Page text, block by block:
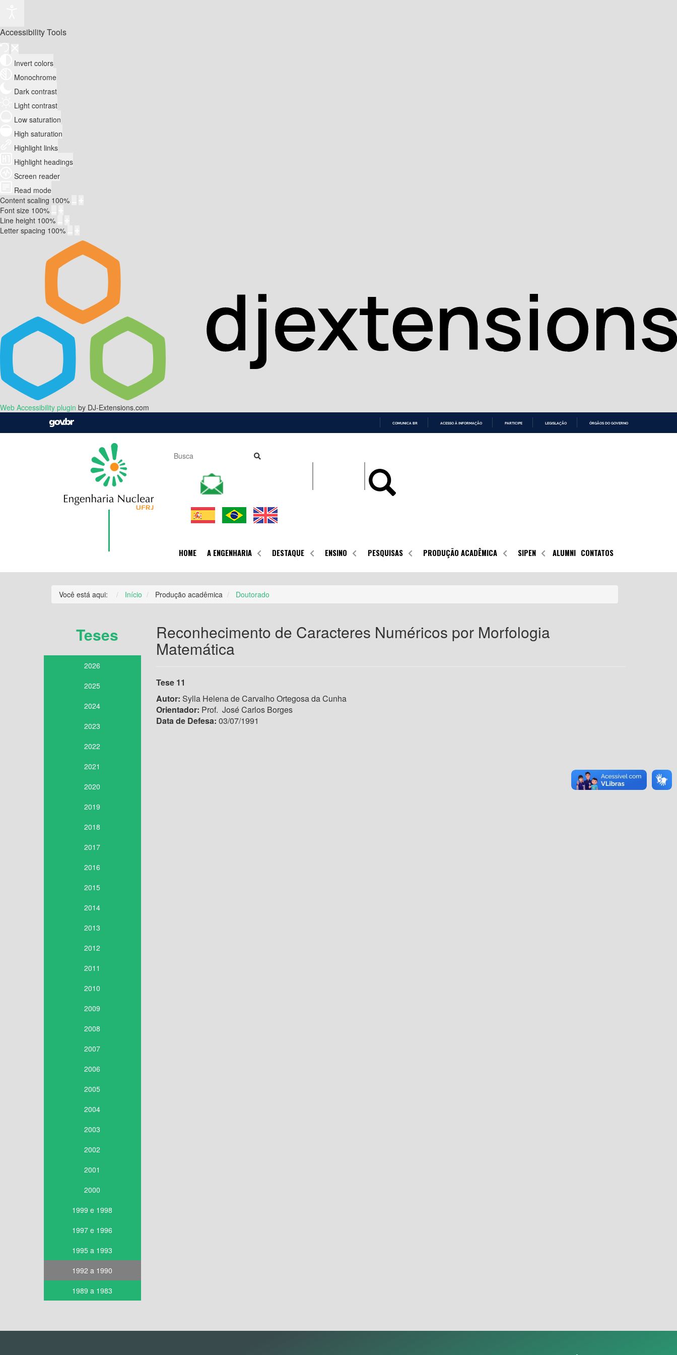
Accessibility Tools
Invert colors
Monochrome
Dark contrast
Light contrast
Low saturation
High saturation
Highlight links
Highlight headings
Screen reader
Read mode
Content scaling 100%
Font size 100%
Line height 100%
Letter spacing 100%
Web Accessibility plugin by DJ-Extensions.com
COMUNICA BR ACESSO À INFORMAÇÃO PARTICIPE LEGISLAÇÃO ÓRGÃOS DO GOVERNO
HOME A ENGENHARIA DESTAQUE ENSINO PESQUISAS PRODUÇÃO ACADÊMICA SIPEN ALUMNI CONTATOS
Você está aqui: Início Produção acadêmica Doutorado
Teses
2026
2025
2024
2023
2022
2021
2020
2019
2018
2017
2016
2015
2014
2013
2012
2011
2010
2009
2008
2007
2006
2005
2004
2003
2002
2001
2000
1999 e 1998
1997 e 1996
1995 a 1993
1992 a 1990
1989 a 1983
Reconhecimento de Caracteres Numéricos por Morfologia
Matemática
Tese 11
Autor: Sylla Helena de Carvalho Ortegosa da Cunha
Orientador: Prof. José Carlos Borges
Data de Defesa: 03/07/1991